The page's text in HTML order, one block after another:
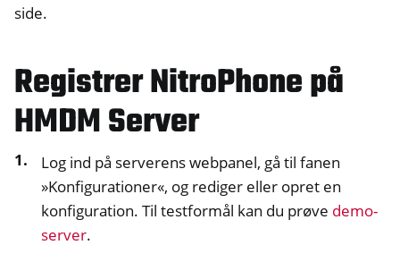
side.
Registrer NitroPhone på
HMDM Server
Log ind på serverens webpanel, gå til fanen
»Konfigurationer«, og rediger eller opret en
konfiguration. Til testformål kan du prøve demo-
server.